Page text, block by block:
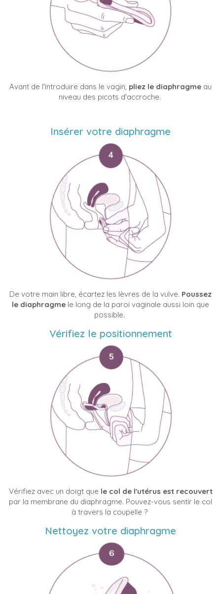
Avant de l'introduire dans le vagin, pliez le diaphragme au
niveau des picots d'accroche.
Insérer votre diaphragme
De votre main libre, écartez les lèvres de la vulve. Poussez
le diaphragme le long de la paroi vaginale aussi loin que
possible.
Vérifiez le positionnement
Vérifiez avec un doigt que le col de l'utérus est recouvert
par la membrane du diaphragme. Pouvez-vous sentir le col
à travers la coupelle ?
Nettoyez votre diaphragme